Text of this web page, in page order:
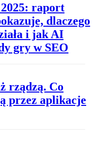
raport
dlaczego
i jak AI
gry w SEO
rządzą. Co
przez aplikacje